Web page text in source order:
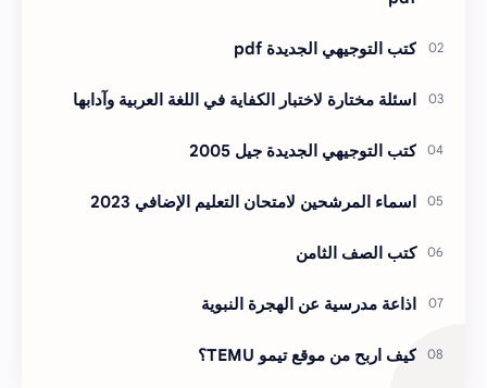
كتب التوجيهي الجديدة pdf
اسئلة مختارة لاختبار الكفاية في اللغة العربية وآدابها
كتب التوجيهي الجديدة جيل 2005
اسماء المرشحين لامتحان التعليم الإضافي 2023
كتب الصف الثامن
اذاعة مدرسية عن الهجرة النبوية
كيف اربح من موقع تيمو TEMU؟